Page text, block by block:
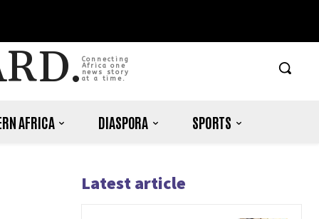
Connecting
Africa one
news story
at a time.
AFRICA DIASPORA SPORTS
Latest article